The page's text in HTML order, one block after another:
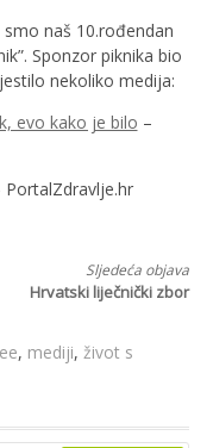
naš 10.rođendan
Sponzor piknika bio
nekoliko medija:
evo kako je bilo –
PortalZdravlje.hr
Sljedeća objava
Hrvatski liječnički zbor
, mediji, život s